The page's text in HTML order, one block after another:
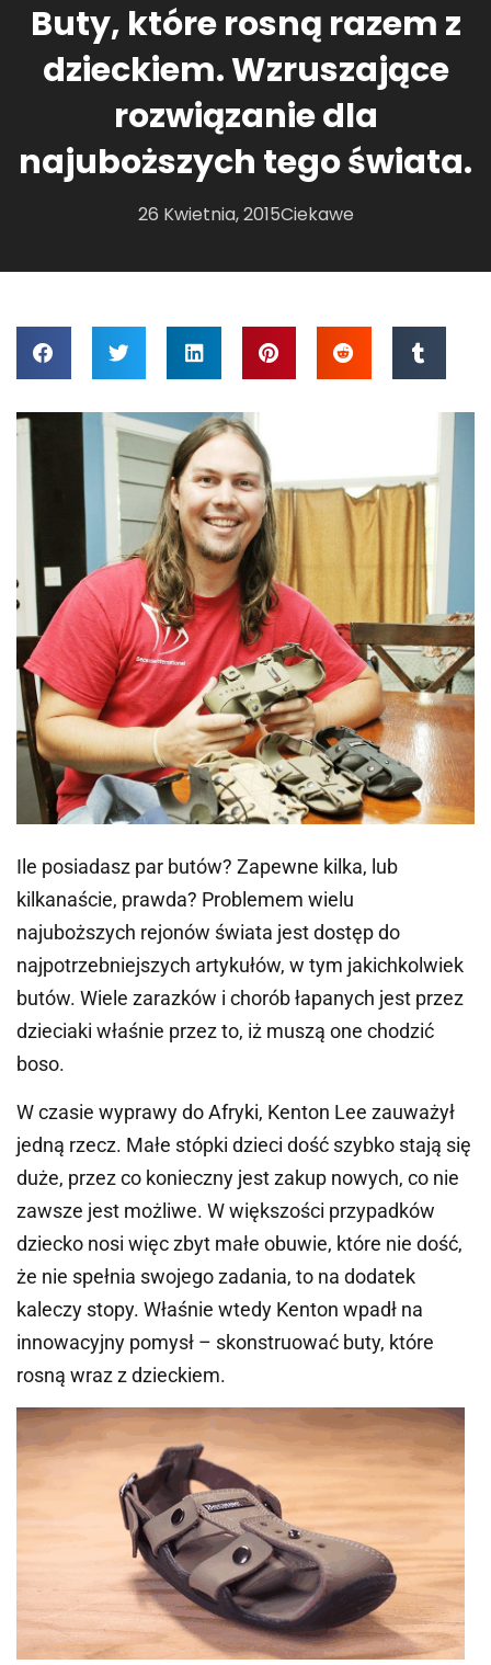
Buty, które rosną razem z
dzieckiem. Wzruszające
rozwiązanie dla
najuboższych tego świata.
26 Kwietnia, 2015Ciekawe
Ile posiadasz par butów? Zapewne kilka, lub
kilkanaście, prawda? Problemem wielu
najuboższych rejonów świata jest dostęp do
najpotrzebniejszych artykułów, w tym jakichkolwiek
butów. Wiele zarazków i chorób łapanych jest przez
dzieciaki właśnie przez to, iż muszą one chodzić
boso.
W czasie wyprawy do Afryki, Kenton Lee zauważył
jedną rzecz. Małe stópki dzieci dość szybko stają się
duże, przez co konieczny jest zakup nowych, co nie
zawsze jest możliwe. W większości przypadków
dziecko nosi więc zbyt małe obuwie, które nie dość,
że nie spełnia swojego zadania, to na dodatek
kaleczy stopy. Właśnie wtedy Kenton wpadł na
innowacyjny pomysł – skonstruować buty, które
rosną wraz z dzieckiem.